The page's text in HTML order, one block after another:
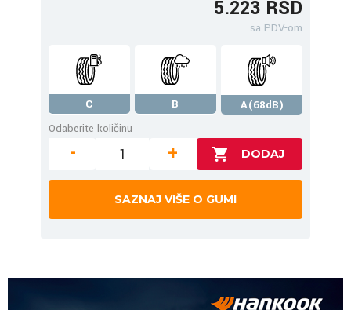
5.223 RSD
sa PDV-om
C B
A(68dB)
Odaberite količinu
- +
SAZNAJ VIŠE O GUMI